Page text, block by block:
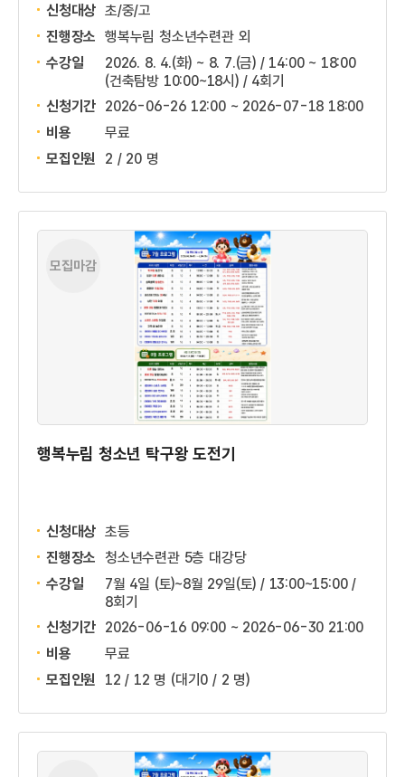
신청대상 초/중/고
진행장소 행복누림 청소년수련관 외
수강일
2026. 8. 4.(화) ~ 8. 7.(금) / 14:00 ~ 18:00
(건축탐방 10:00~18시) / 4회기
신청기간 2026-06-26 12:00 ~ 2026-07-18 18:00
비용
무료
모집인원
2 / 20 명
모집마감
행복누림 청소년 탁구왕 도전기
신청대상 초등
진행장소 청소년수련관 5층 대강당
수강일
7월 4일 (토)~8월 29일(토) / 13:00~15:00 /
8회기
신청기간 2026-06-16 09:00 ~ 2026-06-30 21:00
비용
무료
모집인원
12 / 12 명 (대기0 / 2 명)